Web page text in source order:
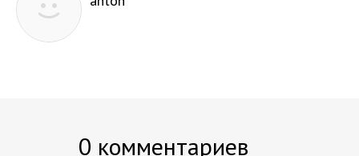
0 комментариев